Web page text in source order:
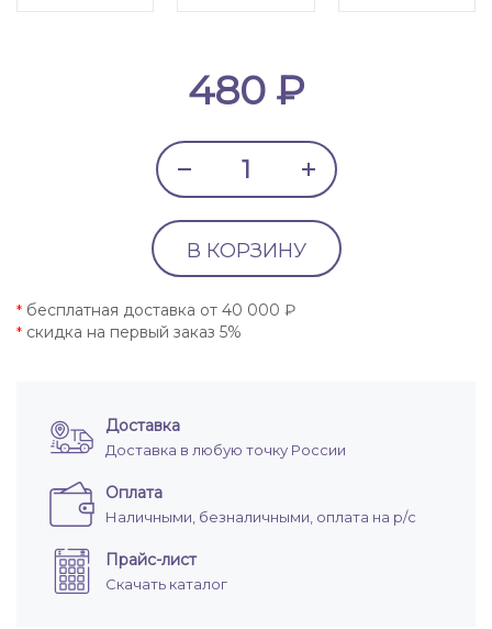
480 ₽
В КОРЗИНУ
* бесплатная доставка от 40 000 ₽
* скидка на первый заказ 5%
Доставка
Доставка в любую точку России
Оплата
Наличными, безналичными, оплата на р/с
Прайс-лист
Скачать каталог